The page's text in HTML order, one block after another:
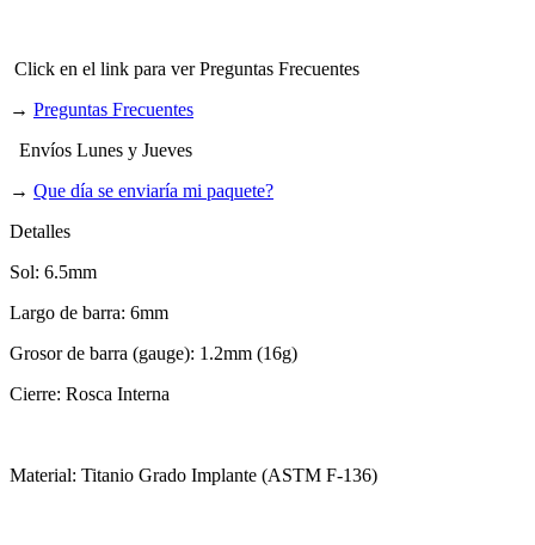
Click en el link para ver Preguntas Frecuentes
→ Preguntas Frecuentes
Envíos Lunes y Jueves
→ Que día se enviaría mi paquete?
Detalles
Sol: 6.5mm
Largo de barra: 6mm
Grosor de barra (gauge): 1.2mm (16g)
Cierre: Rosca Interna
Material: Titanio Grado Implante (ASTM F-136)